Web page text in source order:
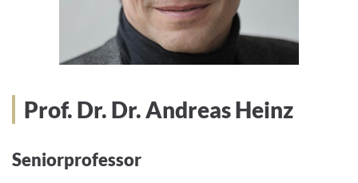
Prof. Dr. Dr. Andreas Heinz
Seniorprofessor